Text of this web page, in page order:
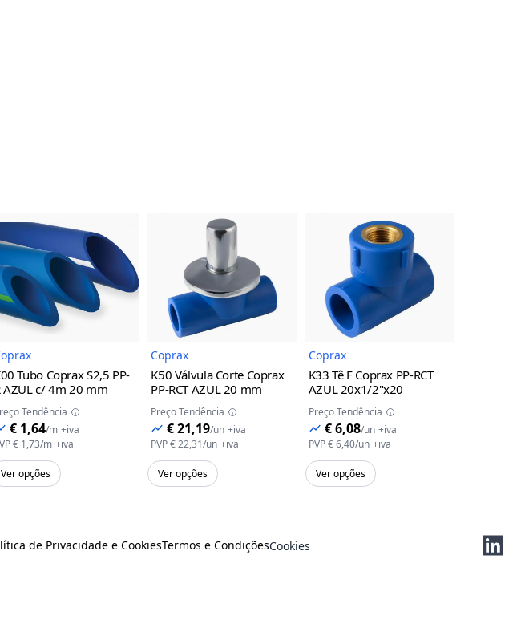
Imagem do Produto
Tubo Coprax S2,5 PP-
AZUL c/ 4m 20 mm
Tendência
€ 1,64/m +iva
€ 1,73/m +iva
Ver opções
Imagem do Produto
Coprax
K50 Válvula Corte Coprax
PP-RCT AZUL20 mm
Preço Tendência
€ 21,19/un +iva
PVP€ 22,31/un +iva
Ver opções
Imagem do Produto
Coprax
K33 Tê F Coprax PP-RCT
AZUL20x1/2"x20
Preço Tendência
€ 6,08/un +iva
PVP€ 6,40/un +iva
Ver opções
de Privacidade e CookiesTermos e CondiçõesCookies